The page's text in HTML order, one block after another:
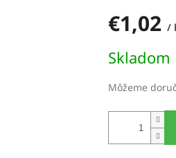
€1,02 /
cena:
Skladom
Môžeme